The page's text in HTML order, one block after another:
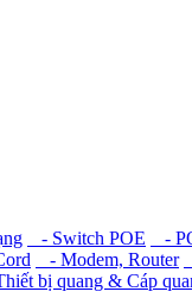
- Switch POE -
- Modem, Router
bị quang & Cáp